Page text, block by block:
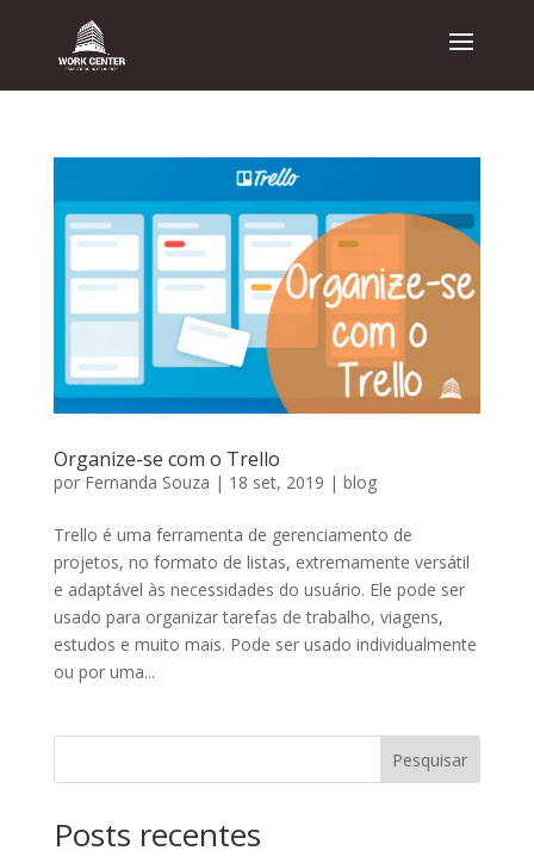
Organize-se com o Trello
por Fernanda Souza | 18 set, 2019 | blog
Trello é uma ferramenta de gerenciamento de
projetos, no formato de listas, extremamente versátil
e adaptável às necessidades do usuário. Ele pode ser
usado para organizar tarefas de trabalho, viagens,
estudos e muito mais. Pode ser usado individualmente
ou por uma...
Pesquisar
Posts recentes